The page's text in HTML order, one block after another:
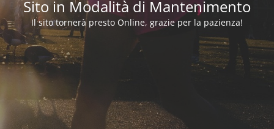
Sito in Modalità di Mantenimento
Il sito tornerà presto Online, grazie per la pazienza!